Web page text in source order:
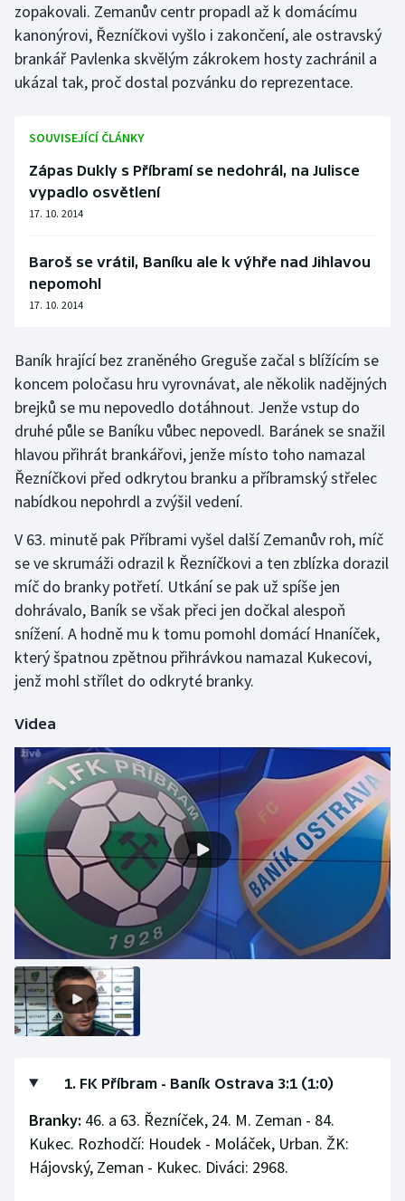
Olympijské hry
Parasport
Plážový volejbal
Ragby
Rychlostní kanoistika
Sportovní střelba
Stolní tenis
Triatlon
Veslování
Vodní slalom
Volejbal
Ostatní
zopakovali. Zemanův centr propadl až k domácímu
kanonýrovi, Řezníčkovi vyšlo i zakončení, ale ostravský
brankář Pavlenka skvělým zákrokem hosty zachránil a
ukázal tak, proč dostal pozvánku do reprezentace.
SOUVISEJÍCÍ ČLÁNKY
Zápas Dukly s Příbramí se nedohrál, na Julisce
vypadlo osvětlení
17. 10. 2014
Baroš se vrátil, Baníku ale k výhře nad Jihlavou
nepomohl
17. 10. 2014
Baník hrající bez zraněného Greguše začal s blížícím se
koncem poločasu hru vyrovnávat, ale několik nadějných
brejků se mu nepovedlo dotáhnout. Jenže vstup do
druhé půle se Baníku vůbec nepovedl. Baránek se snažil
hlavou přihrát brankářovi, jenže místo toho namazal
Řezníčkovi před odkrytou branku a příbramský střelec
nabídkou nepohrdl a zvýšil vedení.
V 63. minutě pak Příbrami vyšel další Zemanův roh, míč
se ve skrumáži odrazil k Řezníčkovi a ten zblízka dorazil
míč do branky potřetí. Utkání se pak už spíše jen
dohrávalo, Baník se však přeci jen dočkal alespoň
snížení. A hodně mu k tomu pomohl domácí Hnaníček,
který špatnou zpětnou přihrávkou namazal Kukecovi,
jenž mohl střílet do odkryté branky.
Videa
1. FK Příbram - Baník Ostrava 3:1 (1:0)
Branky: 46. a 63. Řezníček, 24. M. Zeman - 84.
Kukec. Rozhodčí: Houdek - Moláček, Urban. ŽK:
Hájovský, Zeman - Kukec. Diváci: 2968.